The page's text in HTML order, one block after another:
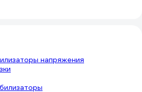
напряжения